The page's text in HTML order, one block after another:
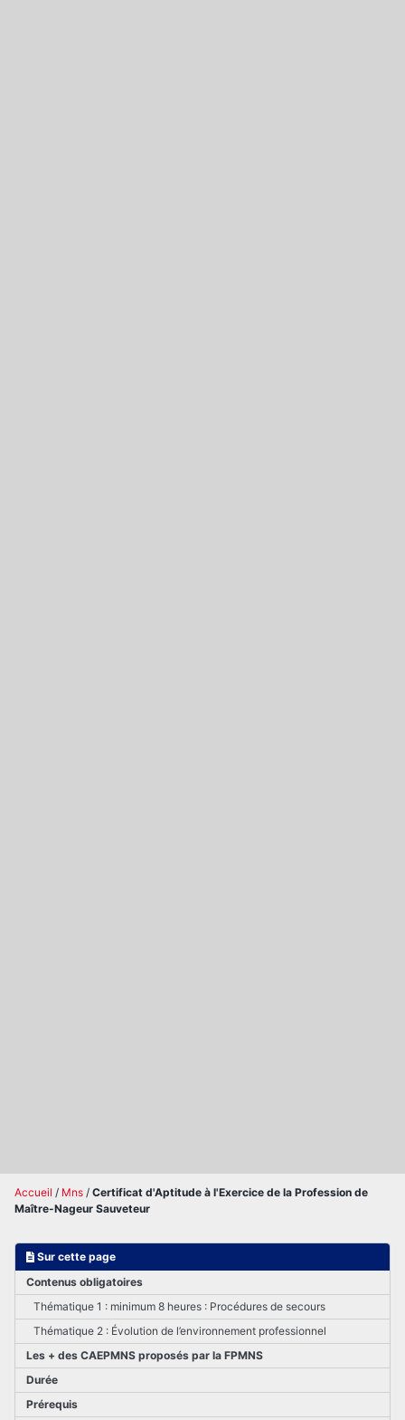
Accueil / Mns / Certificat d'Aptitude à l'Exercice de la Profession de
Maître-Nageur Sauveteur
Sur cette page
Contenus obligatoires
Thématique 1 : minimum 8 heures : Procédures de secours
Thématique 2 : Évolution de l’environnement professionnel
Les + des CAEPMNS proposés par la FPMNS
Durée
Prérequis